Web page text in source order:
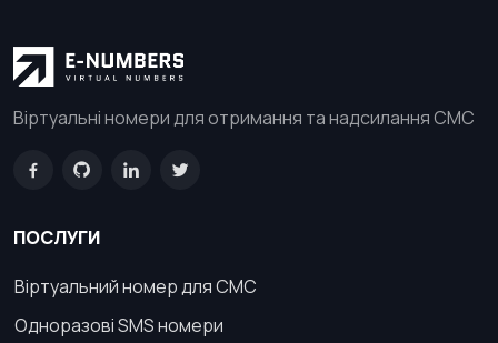
Віртуальні номери для отримання та надсилання СМС
ПОСЛУГИ
Віртуальний номер для СМС
Одноразові SMS номери